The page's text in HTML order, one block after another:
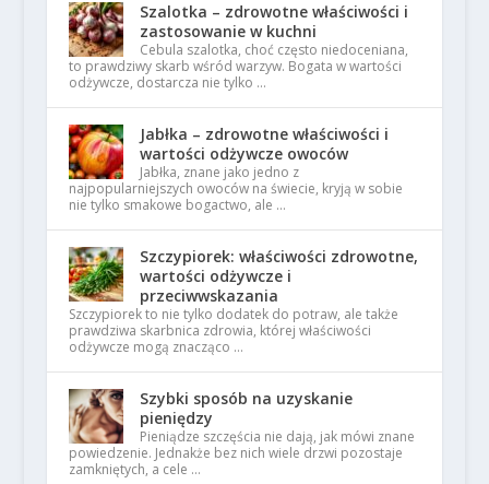
Szalotka – zdrowotne właściwości i
zastosowanie w kuchni
Cebula szalotka, choć często niedoceniana,
to prawdziwy skarb wśród warzyw. Bogata w wartości
odżywcze, dostarcza nie tylko …
Jabłka – zdrowotne właściwości i
wartości odżywcze owoców
Jabłka, znane jako jedno z
najpopularniejszych owoców na świecie, kryją w sobie
nie tylko smakowe bogactwo, ale …
Szczypiorek: właściwości zdrowotne,
wartości odżywcze i
przeciwwskazania
Szczypiorek to nie tylko dodatek do potraw, ale także
prawdziwa skarbnica zdrowia, której właściwości
odżywcze mogą znacząco …
Szybki sposób na uzyskanie
pieniędzy
Pieniądze szczęścia nie dają, jak mówi znane
powiedzenie. Jednakże bez nich wiele drzwi pozostaje
zamkniętych, a cele …